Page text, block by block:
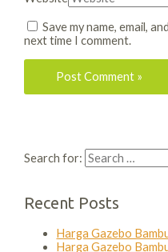
Save my name, email,
next time I comment.
Search for:
Recent Posts
Harga Gazebo
Harga Gazebo